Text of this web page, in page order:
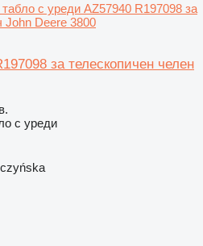
табло с уреди AZ57940 R197098 за
John Deere 3800
за телескопичен челен
с уреди